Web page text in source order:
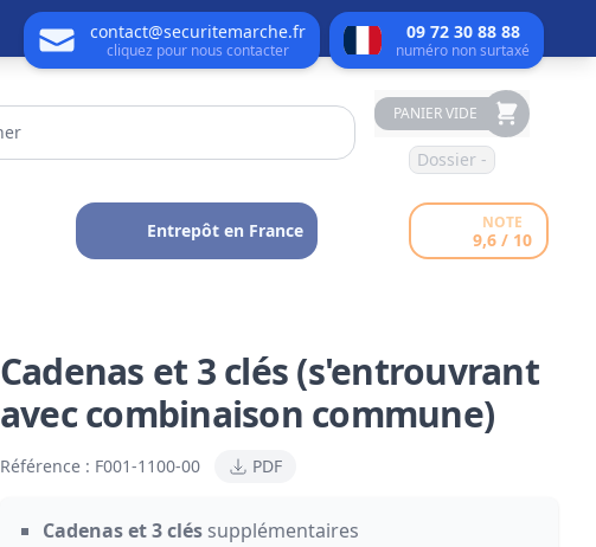
contact@securitemarche.fr
cliquez pour nous contacter
09 72 30 88 88
numéro non surtaxé
PANIER VIDE
Dossier -
Entrepôt en France NOTE
9,6 / 10
Cadenas et 3 clés (s'entrouvrant
avec combinaison commune)
Référence : F001-1100-00 PDF
Cadenas et 3 cléssupplémentaires